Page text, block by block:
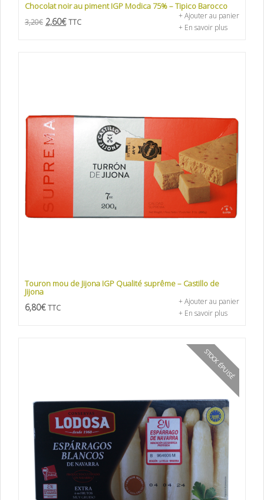
Chocolat noir au piment IGP Modica 75% – Tipico Barocco
3,20€ 2,60€ TTC
+ Ajouter au panier
+ En savoir plus
Touron mou de Jijona IGP Qualité suprême – Castillo de
Jijona
6,80€ TTC
+ Ajouter au panier
+ En savoir plus
STOCK ÉPUISÉ